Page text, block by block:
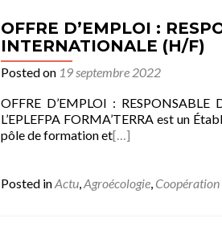
OFFRE D’EMPLOI :
INTERNATIONALE (H/F)
Posted on 19 septembre 2022
OFFRE D’EMPLOI :
L’EPLEFPA FORMA’TERRA est un
pôle de formation et[…]
Posted inActu,Agroécologie,